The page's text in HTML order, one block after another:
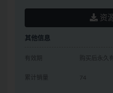
资
其他信息
有效期 购买后永久
累计销量 74